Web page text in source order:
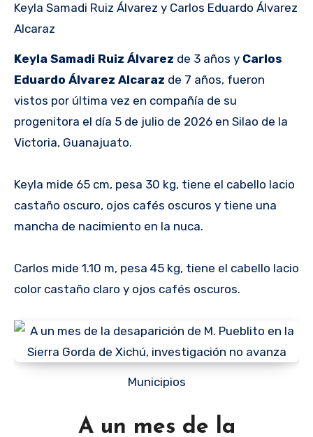
Keyla Samadi Ruiz Álvarez y Carlos Eduardo Álvarez
Alcaraz
Keyla Samadi Ruiz Álvarez de 3 años y Carlos
Eduardo Álvarez Alcaraz de 7 años, fueron
vistos por última vez en compañía de su
progenitora el día 5 de julio de 2026 en Silao de la
Victoria, Guanajuato.
Keyla mide 65 cm, pesa 30 kg, tiene el cabello lacio
castaño oscuro, ojos cafés oscuros y tiene una
mancha de nacimiento en la nuca.
Carlos mide 1.10 m, pesa 45 kg, tiene el cabello lacio
color castaño claro y ojos cafés oscuros.
Municipios
A un mes de la